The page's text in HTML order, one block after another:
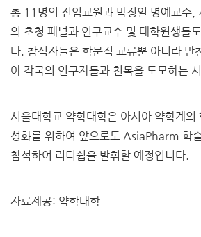
총 11명의 전임교원과 박정일 명예교수,
의 초청 패널과 연구교수 및 대학원생들
다. 참석자들은 학문적 교류뿐 아니라 만
아 각국의 연구자들과 친목을 도모하는
서울대학교 약학대학은 아시아 약학계의
성화를 위하여 앞으로도 AsiaPharm 학
참석하여 리더쉽을 발휘할 예정입니다.
자료제공: 약학대학